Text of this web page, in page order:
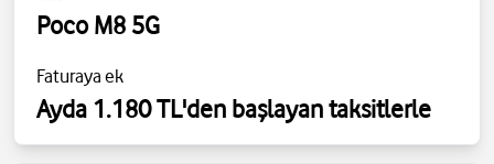
Poco M8 5G
Faturaya ek
Ayda 1.180 TL'den başlayan taksitlerle